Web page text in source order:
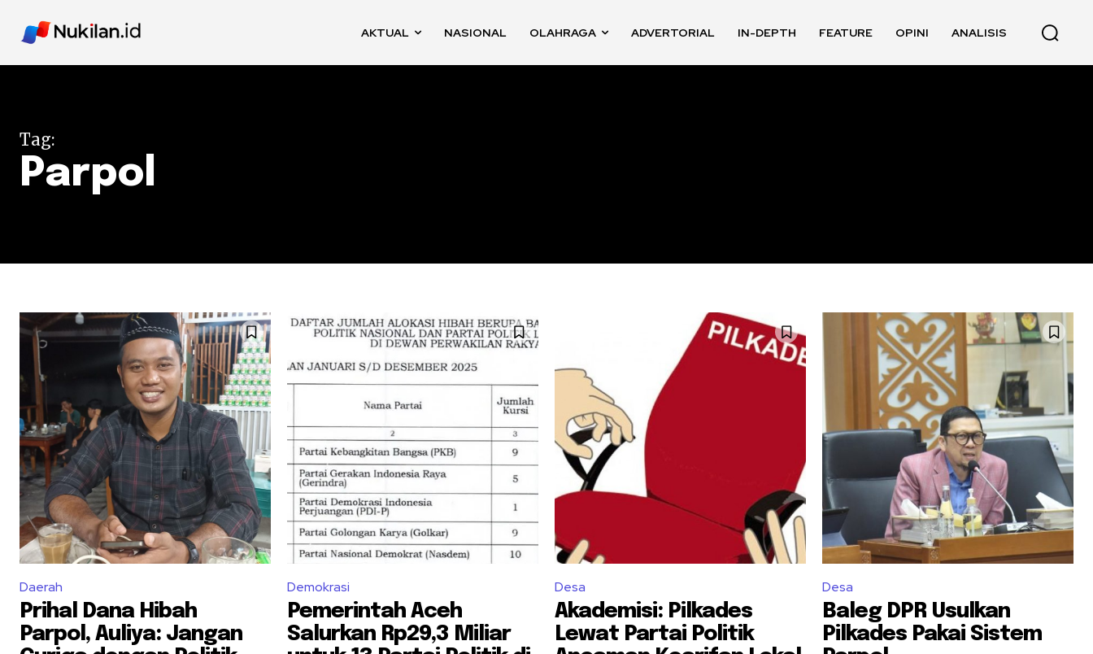
AKTUAL NASIONAL OLAHRAGA ADVERTORIAL IN-DEPTH FEATURE OPINI ANALISIS
Tag:
Parpol
Daerah
Prihal Dana Hibah
Parpol, Auliya: Jangan
Demokrasi
Pemerintah Aceh
Salurkan Rp29,3 Miliar
Desa
Akademisi: Pilkades
Lewat Partai Politik
Desa
Baleg DPR Usulkan
Pilkades Pakai Sistem